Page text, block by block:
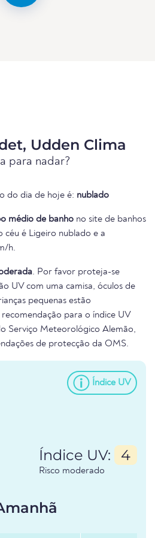
Udden Clima
para nadar?
do dia de hoje é: nublado
médio de banho no site de banhos
céu é Ligeiro nublado e a
h.
. Por favor proteja-se
UV com uma camisa, óculos de
pequenas estão
para o índice UV
Serviço Meteorológico Alemão,
de protecção da OMS.
Índice UV
Índice UV: 4
Risco moderado